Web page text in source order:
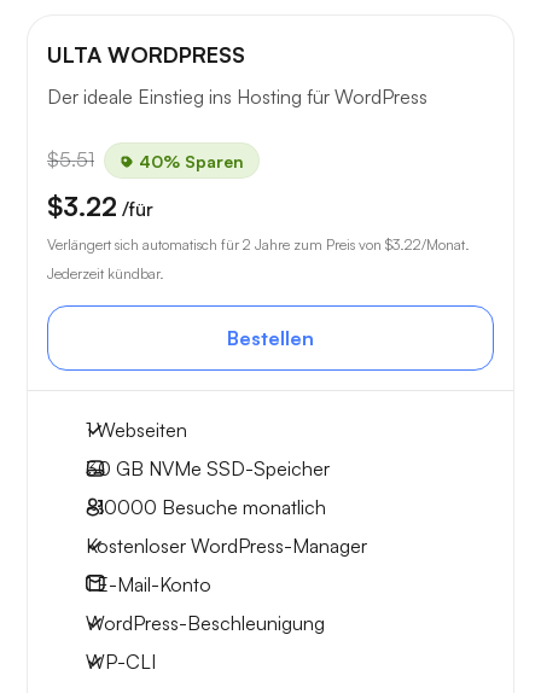
ULTA WORDPRESS
Der ideale Einstieg ins Hosting für WordPress
$5.51 40% Sparen
$3.22 /für
Verlängert sich automatisch für 2 Jahre zum Preis von $3.22/Monat.
Jederzeit kündbar.
Bestellen
1 Webseiten
30 GB NVMe SSD-Speicher
~10000 Besuche monatlich
Kostenloser WordPress-Manager
1E-Mail-Konto
WordPress-Beschleunigung
WP-CLI